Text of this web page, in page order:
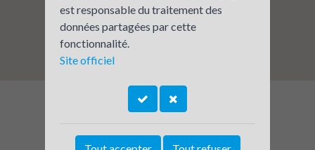
est responsable du traitement des
données partagées par cette
fonctionnalité.
Site officiel